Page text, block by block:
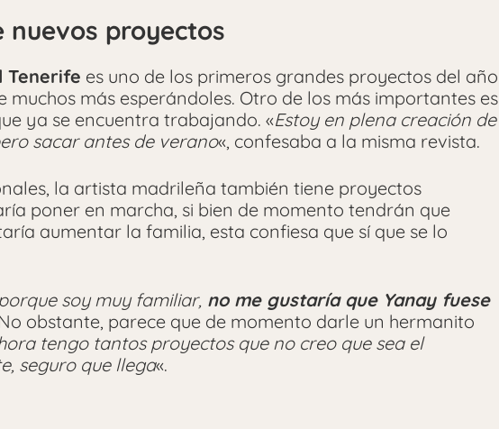
nuevos proyectos
Tenerife es uno de los primeros grandes proyectos del año
muchos más esperándoles. Otro de los más importantes es
ya se encuentra trabajando. «Estoy en plena creación de
sacar antes de verano«, confesaba a la misma revista.
la artista madrileña también tiene proyectos
poner en marcha, si bien de momento tendrán que
aumentar la familia, esta confiesa que sí que se lo
soy muy familiar, no me gustaría que Yanay fuese
obstante, parece que de momento darle un hermanito
tengo tantos proyectos que no creo que sea el
seguro que llega«.